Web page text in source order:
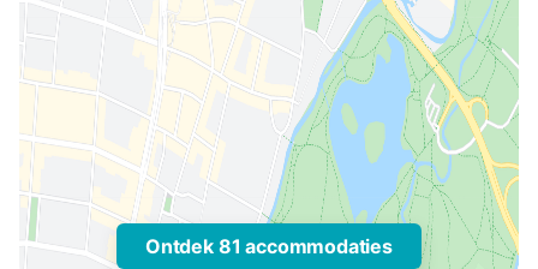
Ontdek 81 accommodaties